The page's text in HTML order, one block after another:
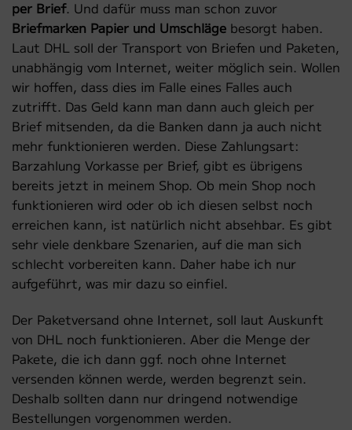
per Brief. Und dafür muss man schon zuvor
Briefmarken Papier und Umschläge besorgt haben.
Laut DHL soll der Transport von Briefen und Paketen,
unabhängig vom Internet, weiter möglich sein. Wollen
wir hoffen, dass dies im Falle eines Falles auch
zutrifft. Das Geld kann man dann auch gleich per
Brief mitsenden, da die Banken dann ja auch nicht
mehr funktionieren werden. Diese Zahlungsart:
Barzahlung Vorkasse per Brief, gibt es übrigens
bereits jetzt in meinem Shop. Ob mein Shop noch
funktionieren wird oder ob ich diesen selbst noch
erreichen kann, ist natürlich nicht absehbar. Es gibt
sehr viele denkbare Szenarien, auf die man sich
schlecht vorbereiten kann. Daher habe ich nur
aufgeführt, was mir dazu so einfiel.
Der Paketversand ohne Internet, soll laut Auskunft
von DHL noch funktionieren. Aber die Menge der
Pakete, die ich dann ggf. noch ohne Internet
versenden können werde, werden begrenzt sein.
Deshalb sollten dann nur dringend notwendige
Bestellungen vorgenommen werden.